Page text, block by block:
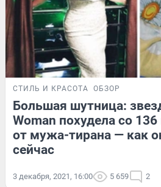
СТИЛЬ И КРАСОТА ОБЗОР
Большая шутница:
Woman похудела со
от мужа-тирана — как
сейчас
3 декабря, 2021, 16:00 5 659 2